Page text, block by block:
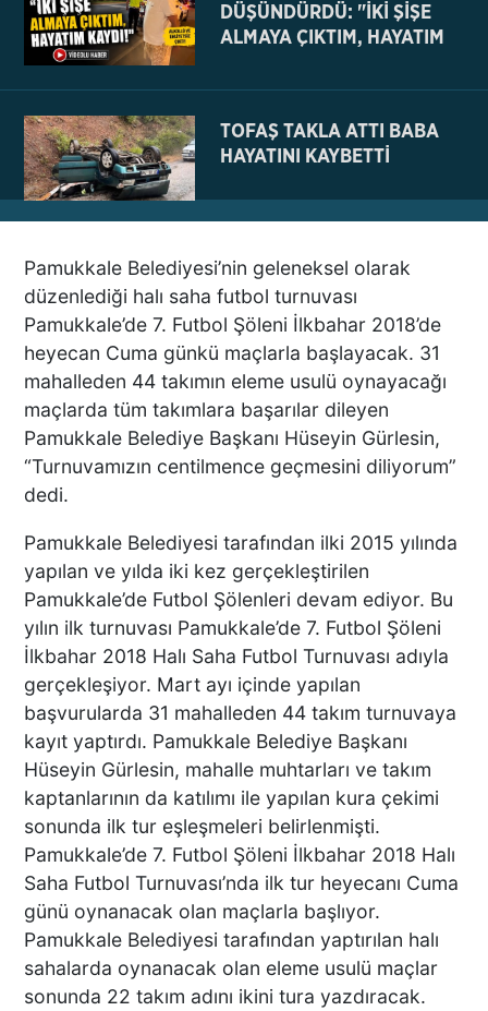
DÜŞÜNDÜRDÜ: "İKİ ŞİŞE
ALMAYA ÇIKTIM, HAYATIM
TOFAŞ TAKLA ATTI BABA
HAYATINI KAYBETTİ
NE BÖYLE BİR VAHŞİ NE DE
VAHŞET GÖRÜLDÜ
İNSANLIK DIŞI
VİCDANSIZLIK
AZRAİL’E “ELDEN SONRA
GEL” DEDİ! OKEYE DEVAM
ETTİ
DENİZLİ’DEN TATİLE GİDEN
GRUBUN GÖZÜ ÖNÜNDE
TEKNE ÇALIŞANLARI
BİRBİRİNE GİRDİ!
ÜNLÜ YÖNETMEN EZEL
AKAY’A ŞOK OPERASYON!
KARDEŞİYLE GÖZALTINA
ALINDI
DENİZLİ’DE ÇARPIŞMANIN
ŞİDDETİYLE SAVRULDU! 5
ARAÇ HASAR GÖRDÜ
BAŞKAN ERDOĞAN, SON
Pamukkale Belediyesi’nin geleneksel olarak
düzenlediği halı saha futbol turnuvası
Pamukkale’de 7. Futbol Şöleni İlkbahar 2018’de
heyecan Cuma günkü maçlarla başlayacak. 31
mahalleden 44 takımın eleme usulü oynayacağı
maçlarda tüm takımlara başarılar dileyen
Pamukkale Belediye Başkanı Hüseyin Gürlesin,
“Turnuvamızın centilmence geçmesini diliyorum”
dedi.
Pamukkale Belediyesi tarafından ilki 2015 yılında
yapılan ve yılda iki kez gerçekleştirilen
Pamukkale’de Futbol Şölenleri devam ediyor. Bu
yılın ilk turnuvası Pamukkale’de 7. Futbol Şöleni
İlkbahar 2018 Halı Saha Futbol Turnuvası adıyla
gerçekleşiyor. Mart ayı içinde yapılan
başvurularda 31 mahalleden 44 takım turnuvaya
kayıt yaptırdı. Pamukkale Belediye Başkanı
Hüseyin Gürlesin, mahalle muhtarları ve takım
kaptanlarının da katılımı ile yapılan kura çekimi
sonunda ilk tur eşleşmeleri belirlenmişti.
Pamukkale’de 7. Futbol Şöleni İlkbahar 2018 Halı
Saha Futbol Turnuvası’nda ilk tur heyecanı Cuma
günü oynanacak olan maçlarla başlıyor.
Pamukkale Belediyesi tarafından yaptırılan halı
sahalarda oynanacak olan eleme usulü maçlar
sonunda 22 takım adını ikini tura yazdıracak.